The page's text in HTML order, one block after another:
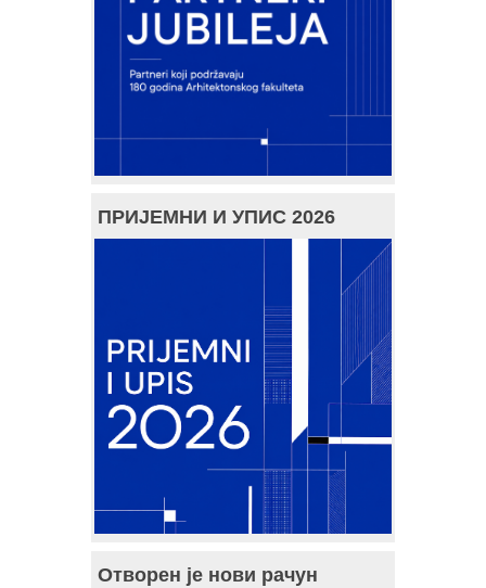
ПРИЈЕМНИ И УПИС 2026
Отворен је нови рачун